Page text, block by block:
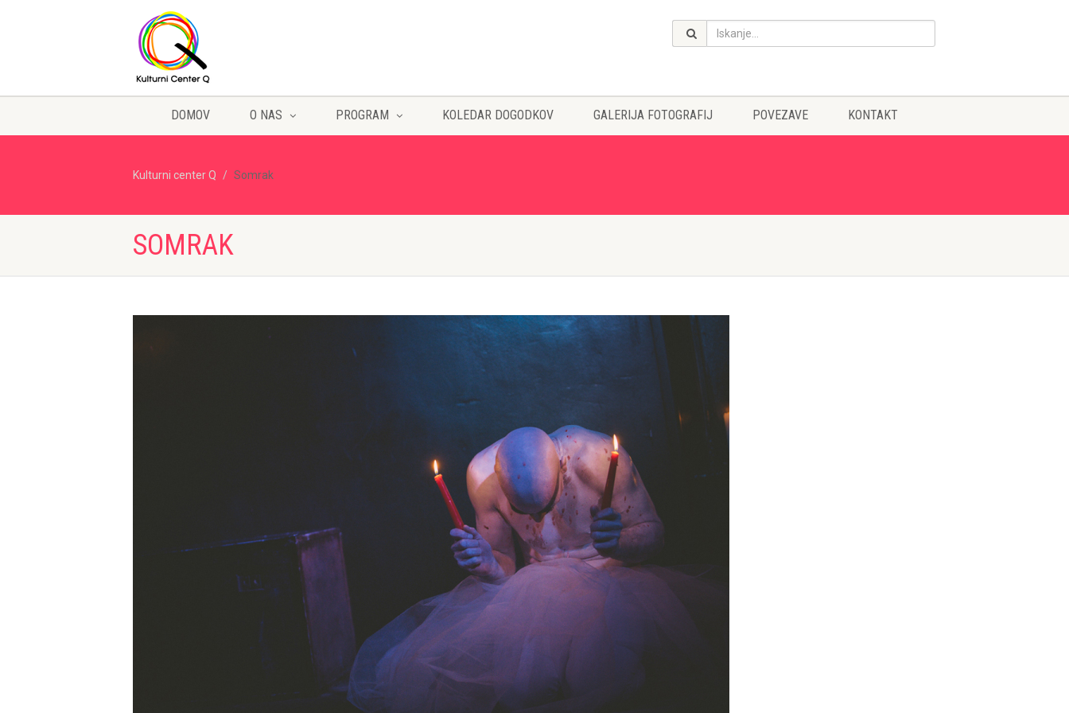
DOMOV O NAS PROGRAM KOLEDAR DOGODKOV GALERIJA FOTOGRAFIJ POVEZAVE KONTAKT
Kulturni center Q Somrak
SOMRAK